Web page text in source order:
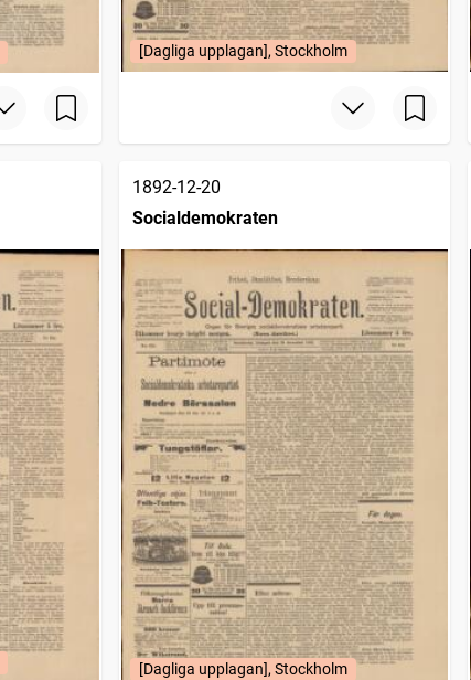
[Dagliga upplagan], Stockholm
1892-12-20
Socialdemokraten
[Dagliga upplagan], Stockholm